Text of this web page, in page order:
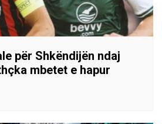
për Shkëndijën ndaj
mbetet e hapur